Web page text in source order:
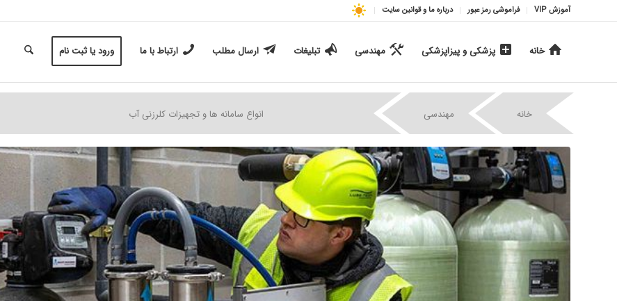
آموزش VIP فراموشی رمز عبور درباره ما و قوانین سایت
خانه پزشکی و پیزاپزشکی مهندسی تبلیغات ارسال مطلب ارتباط با ما ورود یا ثبت نام
خانه مهندسی | انواع سامانه ها و تجهیزات کلرزنی آب